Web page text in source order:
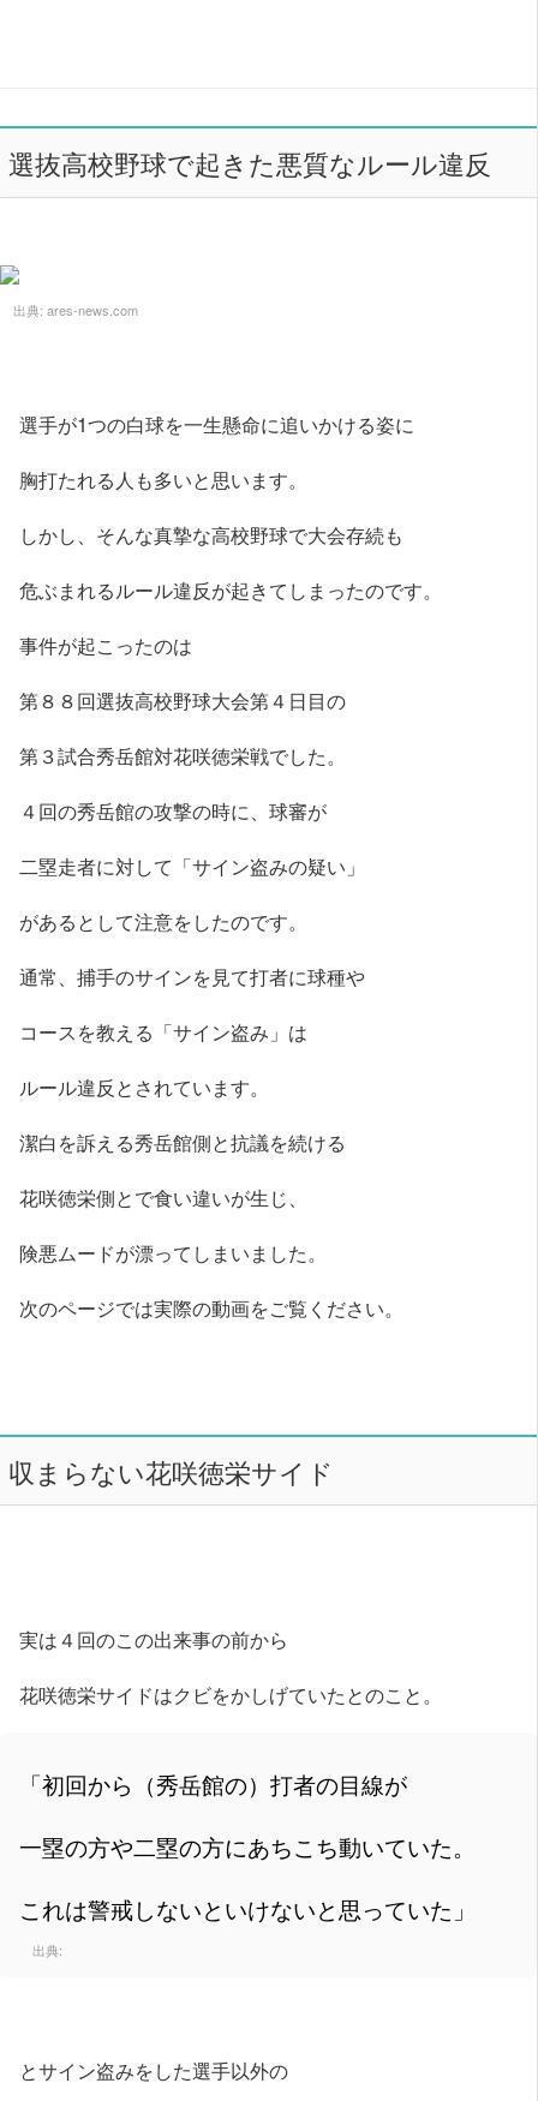
選抜高校野球で起きた悪質なルール違反
出典: ares-news.com
選手が1つの白球を一生懸命に追いかける姿に
胸打たれる人も多いと思います。
しかし、そんな真摯な高校野球で大会存続も
危ぶまれるルール違反が起きてしまったのです。
事件が起こったのは
第８８回選抜高校野球大会第４日目の
第３試合秀岳館対花咲徳栄戦でした。
４回の秀岳館の攻撃の時に、球審が
二塁走者に対して「サイン盗みの疑い」
があるとして注意をしたのです。
通常、捕手のサインを見て打者に球種や
コースを教える「サイン盗み」は
ルール違反とされています。
潔白を訴える秀岳館側と抗議を続ける
花咲徳栄側とで食い違いが生じ、
険悪ムードが漂ってしまいました。
次のページでは実際の動画をご覧ください。
収まらない花咲徳栄サイド
実は４回のこの出来事の前から
花咲徳栄サイドはクビをかしげていたとのこと。
「初回から（秀岳館の）打者の目線が
一塁の方や二塁の方にあちこち動いていた。
これは警戒しないといけないと思っていた」
出典:
とサイン盗みをした選手以外の